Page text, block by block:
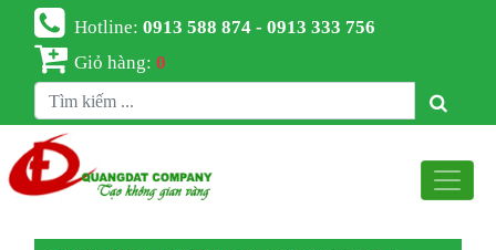
Hotline:0913 588 874 - 0913 333 756
Giỏ hàng:0